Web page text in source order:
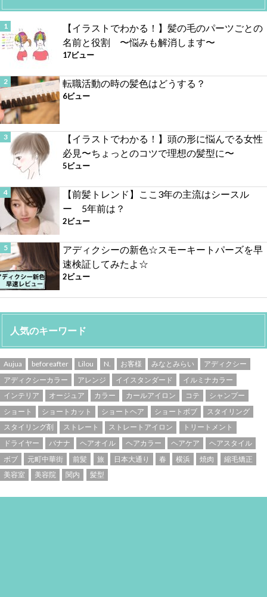
【イラストでわかる！】髪の毛のパーツごとの
名前と役割 〜悩みも解消します〜
17ビュー
転職活動の時の髪色はどうする？
6ビュー
【イラストでわかる！】頭の形に悩んでる女性
必見〜ちょっとのコツで理想の髪型に〜
5ビュー
【前髪トレンド】ここ3年の主流はシースル
ー 5年前は？
2ビュー
アディクシーの新色☆スモーキートパーズを早
速検証してみたよ☆
2ビュー
人気のキーワード
Aujua beforeafter Lilou N. お客様 みなとみらい
アディクシー
アディクシーカラー
アレンジ イイスタンダード
イルミナカラー
インテリア
オージュア カラー カールアイロン コテ
シャンプー
ショート
ショートカット ショートヘア ショートボブ
スタイリング
スタイリング剤
ストレート ストレートアイロン
トリートメント
ドライヤー
バナナ ヘアオイル ヘアカラー ヘアケア
ヘアスタイル
ボブ
元町中華街 前髪 旅 日本大通り 春 横浜 焼肉
縮毛矯正
美容室
美容院 関内 髪型